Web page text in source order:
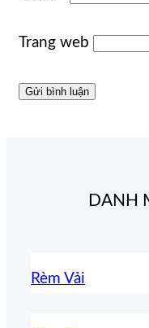
Trang web
DANH
Rèm Vải